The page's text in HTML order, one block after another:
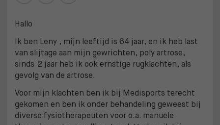
Hallo
Ik ben Leny , mijn leeftijd is 64 jaar, en ik heb last
van slijtage aan mijn gewrichten, poly artrose,
sinds 2 jaar heb ik ook ernstige rugklachten, als
gevolg van de artrose.
Voor mijn klachten ben ik bij Medisports terecht
gekomen en ben ik onder behandeling geweest bij
diverse fysiotherapeuten voor o.a. manuele